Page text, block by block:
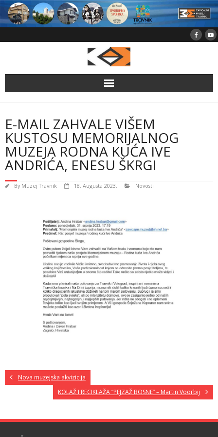
Skip
content
E-MAIL ZAHVALE VIŠEM
KUSTOSU MEMORIJALNOG
MUZEJA RODNA KUĆA IVE
ANDRIĆA, ENESU ŠKRGI
By Muzej Travnik 18. Augusta 2023. Novosti
Nova muzejska akvizicija
KOLAŽ I RECIKLAŽA “PEJZAŽ BOSNE” – Martin Voorbij